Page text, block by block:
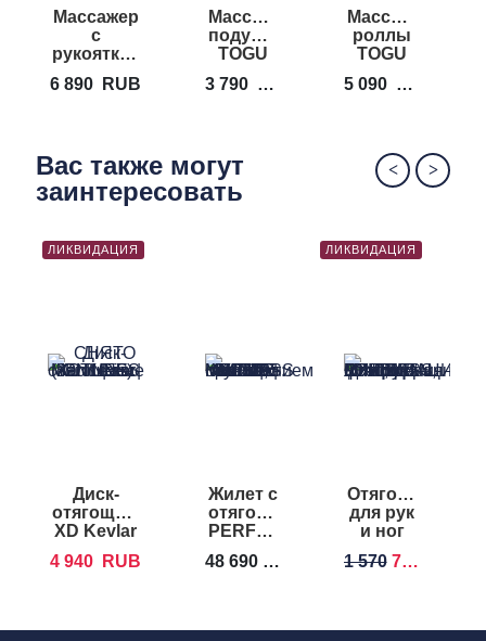
Массажер
с
рукоятками
Beastie
6 890 RUB
Массажная
подушка
TOGU
Nex
3 790 RUB
Массажные
роллы
TOGU
Roll
5 090 RUB
Вас также могут
заинтересовать
ЛИКВИДАЦИЯ
Диск-
отягощение
XD Kevlar
4 940 RUB
Жилет с
отягощением
PERFORM
UNI- 48 690
RUB
ЛИКВИДАЦИЯ
Отягощение
для рук
и ног
Wrist&Ankle
1 570 790